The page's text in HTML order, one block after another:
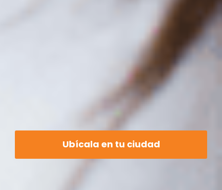
Ubícala en tu ciudad